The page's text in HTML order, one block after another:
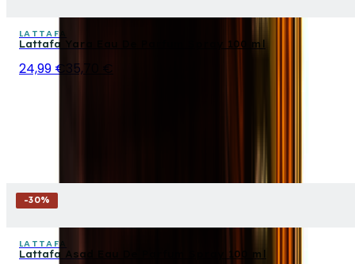
LATTAFA
Lattafa Yara Eau De Parfum Spray 100 ml
24,99 € 35,70 €
-30%
LATTAFA
Lattafa Asad Eau De Parfum Spray 100 ml